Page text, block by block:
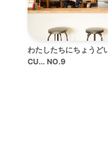
わたしたちにちょうど
CU... NO.9